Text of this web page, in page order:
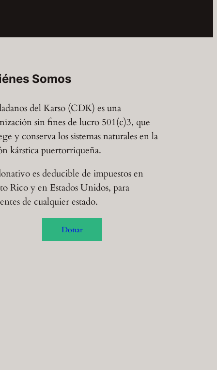
Somos
del Karso (CDK) es una
sin fines de lucro 501(c)3, que
y conserva los sistemas naturales en la
kárstica puertorriqueña.
es deducible de impuestos en
Rico y en Estados Unidos, para
de cualquier estado.
Donar